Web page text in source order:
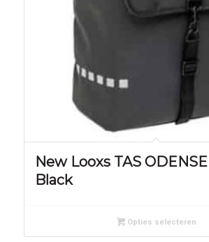
New Looxs TAS
Black
Opties selecteren